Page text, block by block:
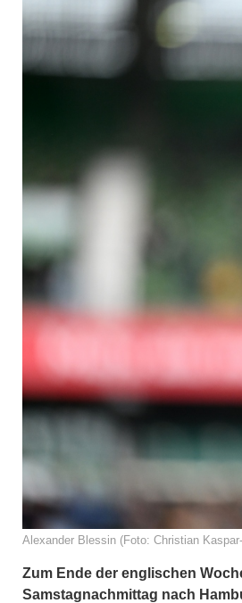
Alexander Blessin (Foto: Christian
Zum Ende der englischen
Samstagnachmittag nach